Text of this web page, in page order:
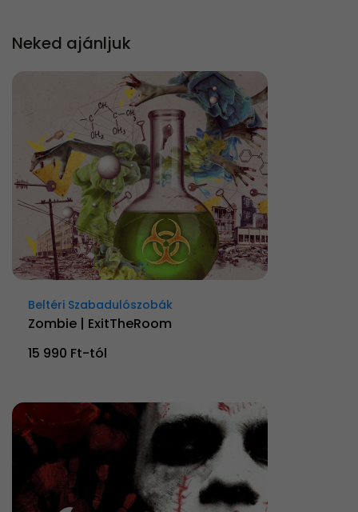
Neked ajánljuk
Beltéri Szabadulószobák
Zombie | ExitTheRoom
15 990 Ft-tól